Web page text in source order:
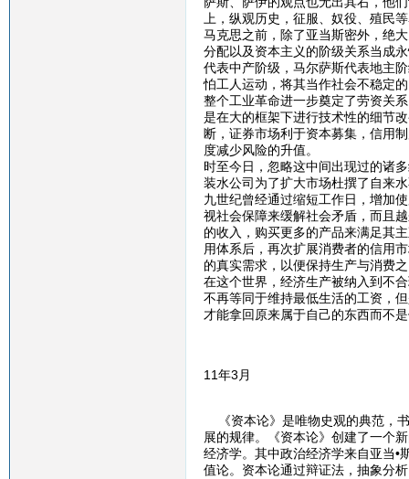
上，纵观历史，征服、奴役、殖民
马克思之前，除了亚当斯密外，绝
分配以及资本主义的阶级关系当成
代表中产阶级，马尔萨斯代表地主
怕工人运动，将其当作社会不稳定
整个工业革命进一步奠定了劳资关
是在大的框架下进行技术性的细节
断，证券市场利于资本募集，信用
度减少风险的升值。
时至今日，忽略这中间出现过的诸
装水公司为了扩大市场杜撰了自来
九世纪曾经通过缩短工作日，增加
视社会保障来缓解社会矛盾，而且
的收入，购买更多的产品来满足其
用体系后，再次扩展消费者的信用
的真实需求，以便保持生产与消费
在这个世界，经济生产被纳入到不
不再等同于维持最低生活的工资，
才能拿回原来属于自己的东西而不
11年3月
《资本论》是唯物史观的典范，
展的规律。《资本论》创建了一个
经济学。其中政治经济学来自亚当•
值论。资本论通过辩证法，抽象分